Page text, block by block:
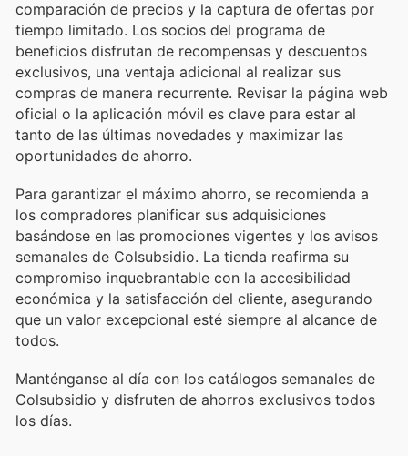
comparación de precios y la captura de ofertas por
tiempo limitado. Los socios del programa de
beneficios disfrutan de recompensas y descuentos
exclusivos, una ventaja adicional al realizar sus
compras de manera recurrente. Revisar la página web
oficial o la aplicación móvil es clave para estar al
tanto de las últimas novedades y maximizar las
oportunidades de ahorro.
Para garantizar el máximo ahorro, se recomienda a
los compradores planificar sus adquisiciones
basándose en las promociones vigentes y los avisos
semanales de Colsubsidio. La tienda reafirma su
compromiso inquebrantable con la accesibilidad
económica y la satisfacción del cliente, asegurando
que un valor excepcional esté siempre al alcance de
todos.
Manténganse al día con los catálogos semanales de
Colsubsidio y disfruten de ahorros exclusivos todos
los días.